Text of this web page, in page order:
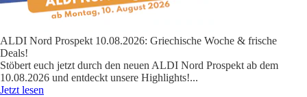
ALDI Nord Prospekt 10.08.2026: Griechische Woche & frische
Deals!
Stöbert euch jetzt durch den neuen ALDI Nord Prospekt ab dem
10.08.2026 und entdeckt unsere Highlights!...
Jetzt lesen